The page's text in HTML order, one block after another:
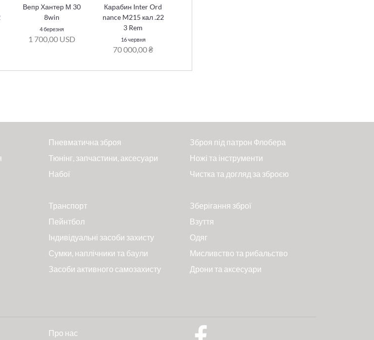
Вепр Хантер М 30
8win
4 березня
1 700,00 USD
Карабин Inter Ord
nance M215 кал .22
3 Rem
16 червня
70 000,00 ₴
Пневматична зброя
Зброя під патрон Флобера
Тюнінг, запчастини, аксесуари
Ножі та інструменти
Набої Чистка та догляд за зброєю
Транспорт
Зберігання зброї
Пейнтбол
Взуття
Індивідуальні засоби захисту
Одяг
Сумки, наплічники та баули
Мисливство та рибальство
Засоби активного самозахисту Дрони та аксесуари
Про нас